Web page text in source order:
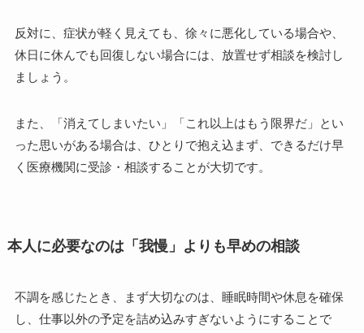
反対に、症状が軽く見えても、徐々に悪化している場合や、
休日に休んでも回復しない場合には、放置せず相談を検討し
ましょう。
また、「消えてしまいたい」「これ以上はもう限界だ」とい
った思いがある場合は、ひとりで抱え込まず、できるだけ早
く医療機関に受診・相談することが大切です。
本人に必要なのは「我慢」よりも早めの相談
不調を感じたとき、まず大切なのは、睡眠時間や休息を確保
し、仕事以外の予定を詰め込みすぎないようにすることで